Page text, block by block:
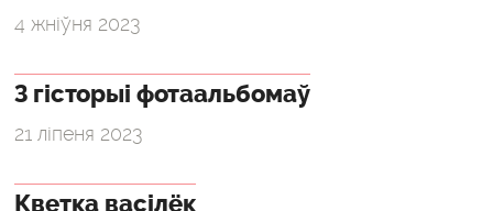
4 жніўня 2023
З гісторыі фотаальбомаў
21 ліпеня 2023
Кветка васілёк